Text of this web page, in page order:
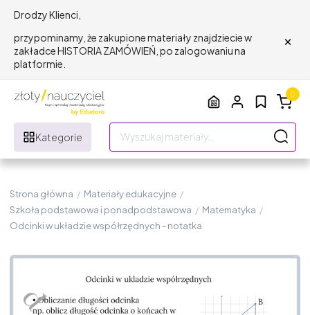
Drodzy Klienci,
przypominamy, że zakupione materiały znajdziecie w
zakładce HISTORIA ZAMÓWIEŃ, po zalogowaniu na
platformie.
×
Kategorie
0
Strona główna / Materiały edukacyjne /
Szkoła podstawowa i ponadpodstawowa / Matematyka /
Odcinki w układzie współrzędnych - notatka